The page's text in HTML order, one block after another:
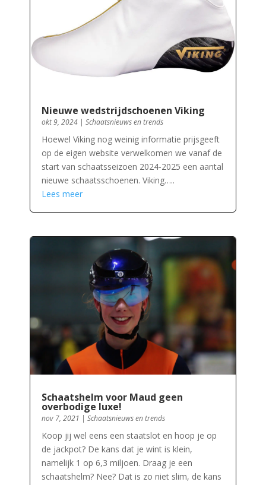
Nieuwe wedstrijdschoenen Viking
okt 9, 2024| Schaatsnieuws en trends
Hoewel Viking nog weinig informatie prijsgeeft
op de eigen website verwelkomen we vanaf de
start van schaatsseizoen 2024-2025 een aantal
nieuwe schaatsschoenen. Viking…..
Lees meer
Schaatshelm voor Maud geen
overbodige luxe!
nov 7, 2021 | Schaatsnieuws en trends
Koop jij wel eens een staatslot en hoop je op
de jackpot? De kans dat je wint is klein,
namelijk 1 op 6,3 miljoen. Draag je een
schaatshelm? Nee? Dat is zo niet slim, de kans